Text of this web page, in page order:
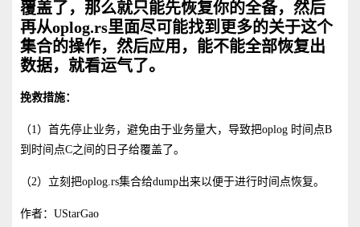
覆盖了，那么就只能先恢复你的全备，然后
再从oplog.rs里面尽可能找到更多的关于这个
集合的操作，然后应用，能不能全部恢复出
数据，就看运气了。
挽救措施：
（1）首先停止业务，避免由于业务量大，导致把oplog 时间点B
到时间点C之间的日子给覆盖了。
（2）立刻把oplog.rs集合给dump出来以便于进行时间点恢复。
作者：UStarGao